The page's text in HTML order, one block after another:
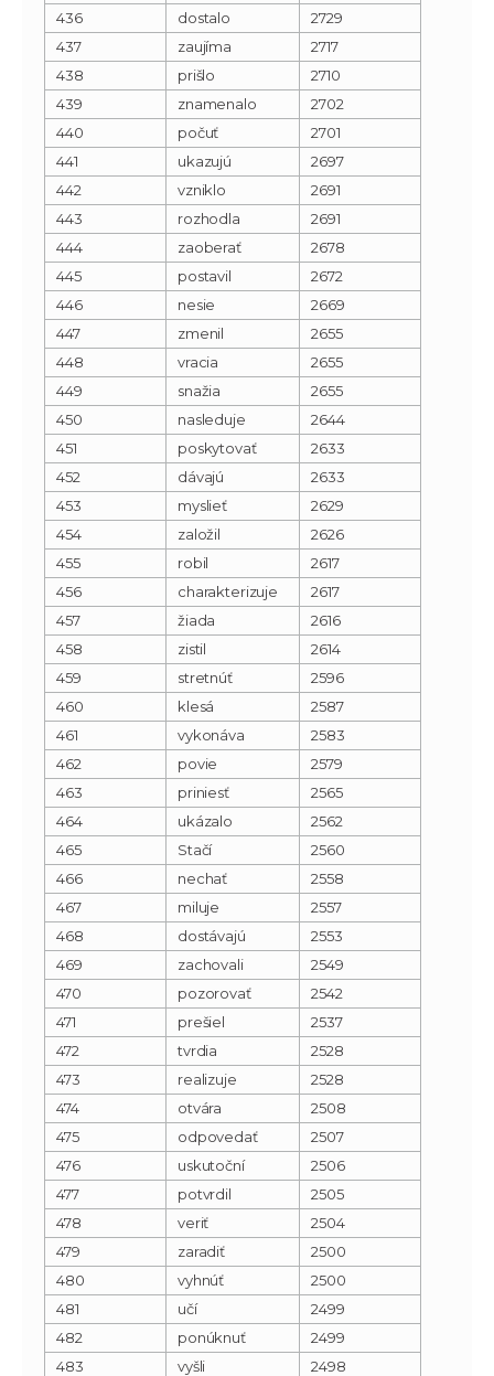
436 dostalo
2729
437
zaujíma
2717
438
prišlo
2710
439
znamenalo
2702
440
počuť
2701
441
ukazujú
2697
442
vzniklo
2691
443
rozhodla
2691
444
zaoberať
2678
445
postavil
2672
446
nesie
2669
447
zmenil
2655
448
vracia
2655
449
snažia
2655
450
nasleduje
2644
451
poskytovať
2633
452
dávajú
2633
453
myslieť
2629
454
založil
2626
455
robil
2617
456
charakterizuje
2617
457
žiada
2616
458
zistil
2614
459
stretnúť
2596
460
klesá
2587
461
vykonáva
2583
462
povie
2579
463
priniesť
2565
464
ukázalo
2562
465
Stačí
2560
466
nechať
2558
467
miluje
2557
468
dostávajú
2553
469
zachovali
2549
470
pozorovať
2542
471
prešiel
2537
472
tvrdia
2528
473
realizuje
2528
474
otvára
2508
475
odpovedať
2507
476
uskutoční
2506
477
potvrdil
2505
478
veriť
2504
479
zaradiť
2500
480
vyhnúť
2500
481
učí
2499
482
ponúknuť
2499
483
vyšli
2498